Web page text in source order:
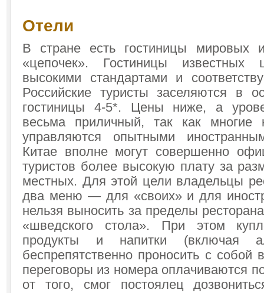
Отели
В стране есть гостиницы мировых
«цепочек». Гостиницы известных
высокими стандартами и
Российские туристы заселяются в
гостиницы 4-5*. Цены ниже, а
весьма приличный, так как многие
управляются опытными
Китае вполне могут совершенно
туристов более высокую плату за
местных. Для этой цели владельцы
два меню — для «своих» и для
нельзя выносить за пределы
«шведского стола». При этом
продукты и напитки (включая
беспрепятственно проносить с
переговоры из номера оплачиваются
от того, смог постоялец